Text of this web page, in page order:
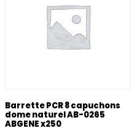
Barrette PCR 8 capuchons
dome naturel AB-0265
ABGENE x250